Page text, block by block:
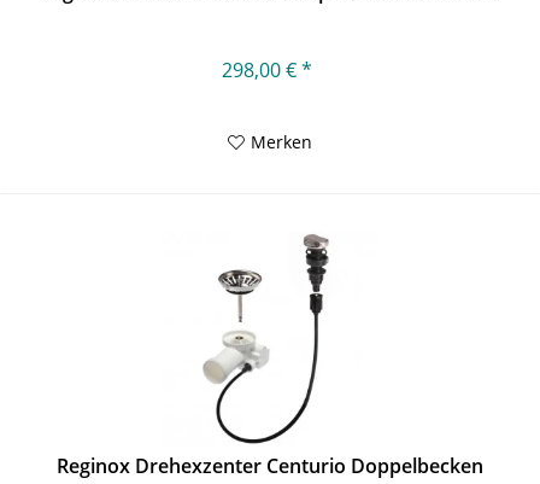
298,00 € *
Merken
Reginox Drehexzenter Centurio Doppelbecken